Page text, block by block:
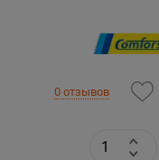
0 отзывов
Талдыкорган
Тараз